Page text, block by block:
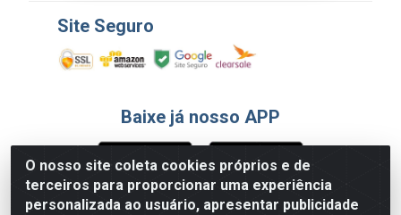
O nosso site coleta cookies próprios e de
terceiros para proporcionar uma experiência
personalizada ao usuário, apresentar publicidade
Site Seguro
Baixe já nosso APP
Formas de Pagamento